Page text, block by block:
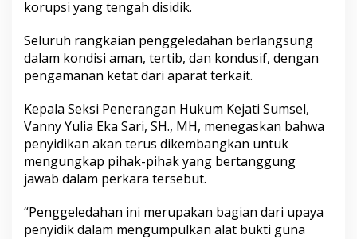
i
u
n
g
a
L
a
a
n
M
l
korupsi yang tengah disidik.
Seluruh rangkaian penggeledahan berlangsung
dalam kondisi aman, tertib, dan kondusif, dengan
pengamanan ketat dari aparat terkait.
Kepala Seksi Penerangan Hukum Kejati Sumsel,
Vanny Yulia Eka Sari, SH., MH, menegaskan bahwa
penyidikan akan terus dikembangkan untuk
mengungkap pihak-pihak yang bertanggung
jawab dalam perkara tersebut.
“Penggeledahan ini merupakan bagian dari upaya
penyidik dalam mengumpulkan alat bukti guna